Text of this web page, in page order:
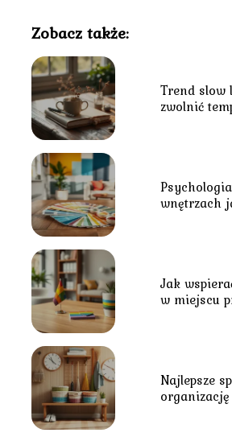
Zobacz także:
Trend
zwolnić
wnętrzach
Jak
w miejscu
Najlepsze
organizację